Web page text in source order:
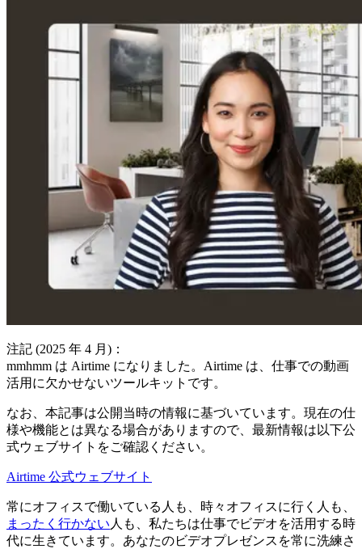
注記 (2025 年 4 月)：
mmhmm は Airtime になりました。Airtime は、仕事での動画
活用に欠かせないツールキットです。
なお、本記事は公開当時の情報に基づいています。現在の仕
様や機能とは異なる場合がありますので、最新情報は以下公
式ウェブサイトをご確認ください。
Airtime 公式ウェブサイト
常にオフィスで働いている人も、時々オフィスに行く人も、
まったく行かない 人も、私たちは仕事でビデオを活用する時
代に生きています。あなたのビデオプレゼンスを常に洗練さ